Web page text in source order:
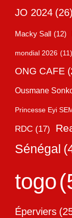
JO 2024 (26)
Macky Sall (12)
mondial 2026 (11)
ONG CAFE
Ousmane
Princesse Eyi
RDC (17)
Sénégal
togo
Éperviers